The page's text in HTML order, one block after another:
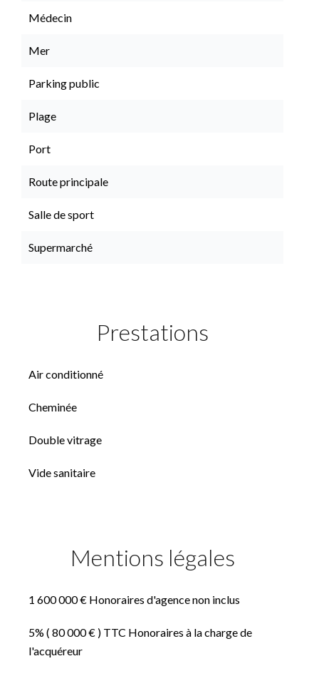
Médecin
Mer
Parking public
Plage
Port
Route principale
Salle de sport
Supermarché
Prestations
Air conditionné
Cheminée
Double vitrage
Vide sanitaire
Mentions légales
1 600 000 € Honoraires d'agence non inclus
5% ( 80 000 € ) TTC Honoraires à la charge de
l'acquéreur